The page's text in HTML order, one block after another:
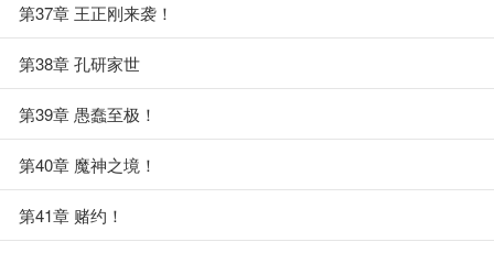
第37章 王正刚来袭！
第38章 孔研家世
第39章 愚蠢至极！
第40章 魔神之境！
第41章 赌约！